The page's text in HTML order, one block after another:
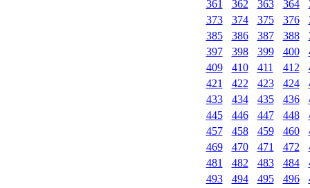
361 362 363 364
373
374 375 376
385
386 387 388
397
398 399 400
409
410 411 412
421
422 423 424
433
434 435 436
445
446 447 448
457
458 459 460
469
470 471 472
481
482 483 484
493
494 495 496